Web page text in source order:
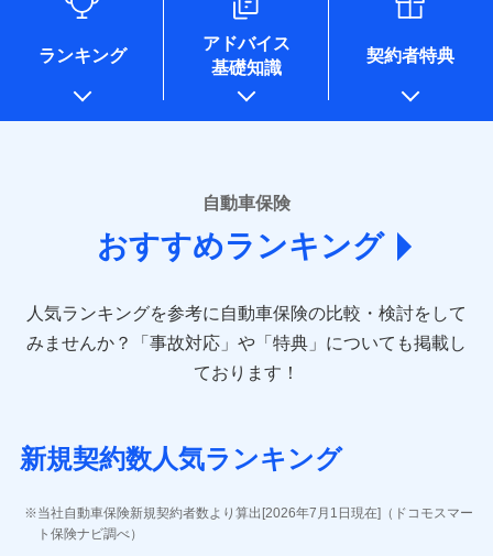
各種セミナーの開催のため
コンサルティングサービスの実施のため
アンケートやキャンペーン等の実施のため
上記に係る案内・手続き・管理等付帯業務を行うため
* 当社が委託を受けている保険会社の情報は、保険会社のホ
ームページに掲載しておりますので、ご確認ください。
あいおいニッセイ同和損害保険株式会社
(https://www.aioinissaydowa.co.jp/)
アクサ損害保険株式会社 (https://www.axa-
direct.co.jp/)
sompo.co.jp/)
東京海上ダイレクト損害保険株式会社 (https://www.e-
AIG損害保険株式会社 (https://www.aig.co.jp/sonpo)
ジェイアイ傷害火災保険株式会社
ソニー損害保険株式会社
(https://www.sonysonpo.co.jp/)
ランキング
アドバイス
基礎知識
契約者特典
自動車保険
おすすめランキング
人気ランキングを参考に自動車保険の比較・検討をして
みませんか？
「事故対応」や「特典」についても掲載し
ております！
新規契約数人気ランキング
当社自動車保険新規契約者数より算出[2026年7月1日現在]（ドコモスマー
ト保険ナビ調べ）